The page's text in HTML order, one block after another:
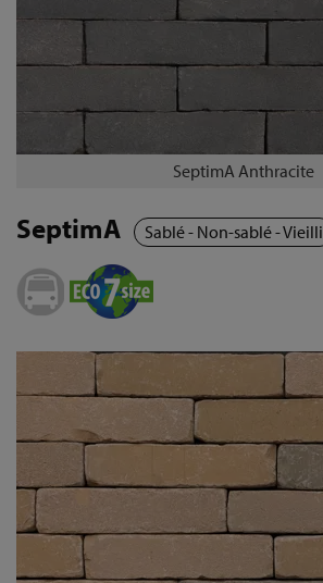
SeptimA Anthracite
SeptimA Sablé - Non-sablé - Vieilli